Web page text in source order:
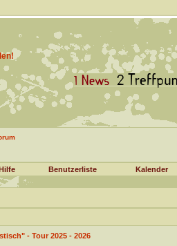
Benutzerliste Kalender
- Tour 2025 - 2026